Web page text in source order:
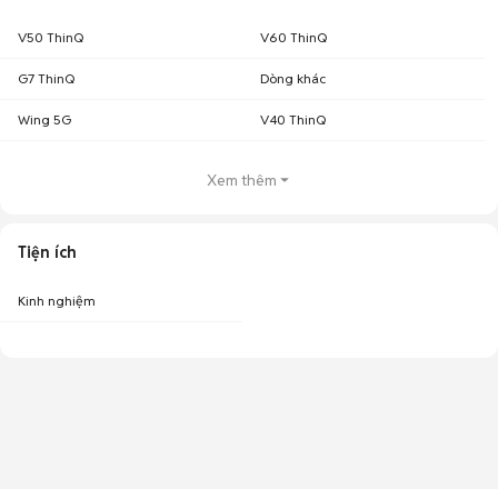
V50 ThinQ V60 ThinQ
G7 ThinQ Dòng khác
Wing 5G V40 ThinQ
Xem thêm
Tiện ích
Kinh nghiệm